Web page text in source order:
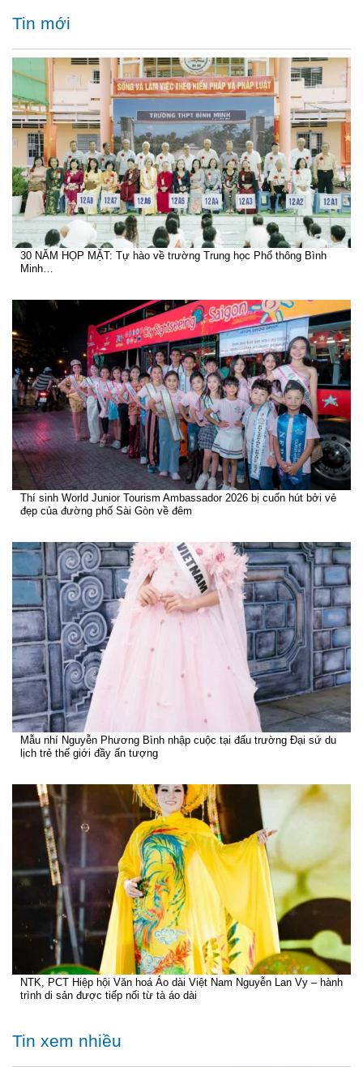
Tin mới
30 NĂM HỌP MẶT: Tự hào về trường Trung học Phổ thông Bình
Minh…
Thí sinh World Junior Tourism Ambassador 2026 bị cuốn hút bởi vẻ
đẹp của đường phố Sài Gòn về đêm
Mẫu nhí Nguyễn Phương Bình nhập cuộc tại đấu trường Đại sứ du
lịch trẻ thế giới đầy ấn tượng
NTK, PCT Hiệp hội Văn hoá Áo dài Việt Nam Nguyễn Lan Vy – hành
trình di sản được tiếp nối từ tà áo dài
Tin xem nhiều